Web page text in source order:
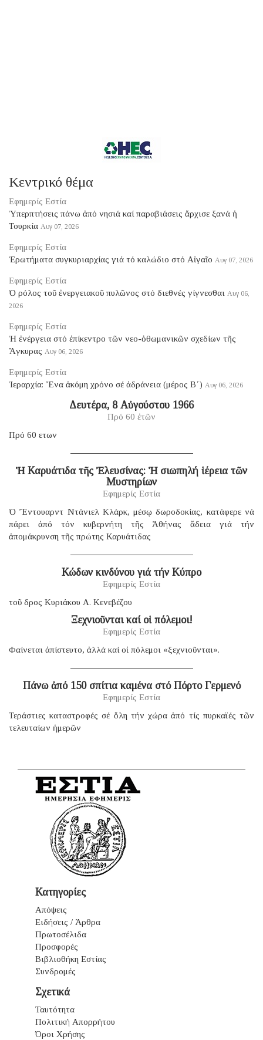
Κεντρικό θέμα
Εφημερίς Εστία
Ὑπερπτήσεις πάνω ἀπό νησιά καί παραβιάσεις ἄρχισε ξανά ἡ
Τουρκία Αυγ 07, 2026
Εφημερίς Εστία
Ἐρωτήματα συγκυριαρχίας γιά τό καλώδιο στό Αἰγαῖο Αυγ 07, 2026
Εφημερίς Εστία
Ὁ ρόλος τοῦ ἐνεργειακοῦ πυλῶνος στό διεθνές γίγνεσθαι Αυγ 06,
2026
Εφημερίς Εστία
Ἡ ἐνέργεια στό ἐπίκεντρο τῶν νεο-ὀθωμανικῶν σχεδίων τῆς
Ἄγκυρας Αυγ 06, 2026
Εφημερίς Εστία
Ἱεραρχία: Ἕνα ἀκόμη χρόνο σέ ἀδράνεια (μέρος B΄) Αυγ 06, 2026
Δευτέρα, 8 Αὐγούστου 1966
Πρό 60 ἐτῶν
Πρό 60 ετων
Ἡ Καρυάτιδα τῆς Ἐλευσίνας: Ἡ σιωπηλή ἱέρεια τῶν
Μυστηρίων
Εφημερίς Εστία
Ὁ Ἔντουαρντ Ντάνιελ Κλάρκ, μέσῳ δωροδοκίας, κατάφερε νά
πάρει ἀπό τόν κυβερνήτη τῆς Ἀθήνας ἄδεια γιά τήν
ἀπομάκρυνση τῆς πρώτης Καρυάτιδας
Κώδων κινδύνου γιά τήν Κύπρο
Εφημερίς Εστία
τοῦ δρος Κυριάκου Α. Κενεβέζου
Ξεχνιοῦνται καί οἱ πόλεμοι!
Εφημερίς Εστία
Φαίνεται ἀπίστευτο, ἀλλά καί οἱ πόλεμοι «ξεχνιοῦνται».
Πάνω ἀπό 150 σπίτια καμένα στό Πόρτο Γερμενό
Εφημερίς Εστία
Τεράστιες καταστροφές σέ ὅλη τήν χώρα ἀπό τίς πυρκαϊές τῶν
τελευταίων ἡμερῶν
Κατηγορίες
Απόψεις
Ειδήσεις / Άρθρα
Πρωτοσέλιδα
Προσφορές
Βιβλιοθήκη Εστίας
Συνδρομές
Σχετικά
Ταυτότητα
Πολιτική Απορρήτου
Όροι Χρήσης